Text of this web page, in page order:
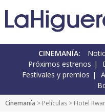
CINEMANÍA:
Próximos estrenos
Festivales y premios
Cinemanía > Películas > Hotel